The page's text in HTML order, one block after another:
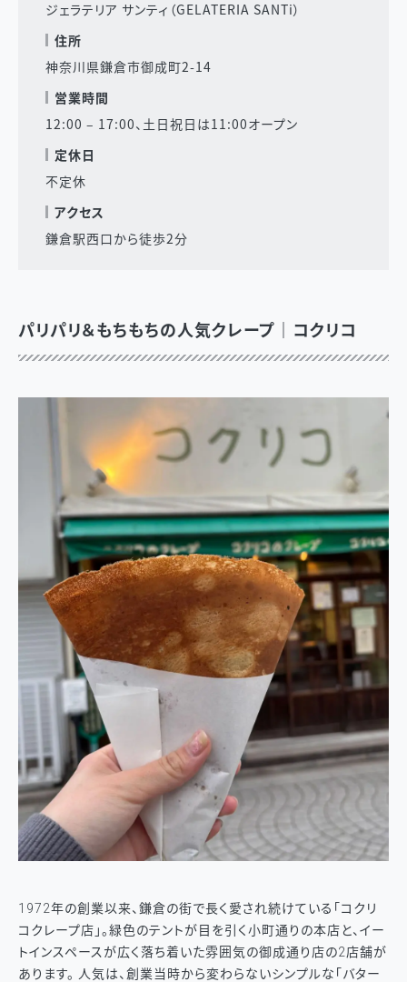
ジェラテリア サンティ（GELATERIA SANTi）
住所
神奈川県鎌倉市御成町2-14
営業時間
12:00 – 17:00、土日祝日は11:00オープン
定休日
不定休
アクセス
鎌倉駅西口から徒歩2分
パリパリ＆もちもちの人気クレープ｜コクリコ
1972年の創業以来、鎌倉の街で長く愛され続けている「コクリ
コクレープ店」。緑色のテントが目を引く小町通りの本店と、イー
トインスペースが広く落ち着いた雰囲気の御成通り店の2店舗が
あります。 人気は、創業当時から変わらないシンプルな「バター